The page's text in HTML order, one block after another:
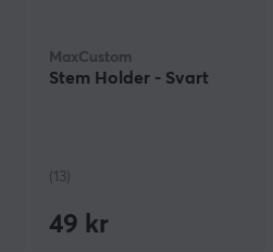
MaxCustom
Stem Holder - Svart
(13)
49 kr